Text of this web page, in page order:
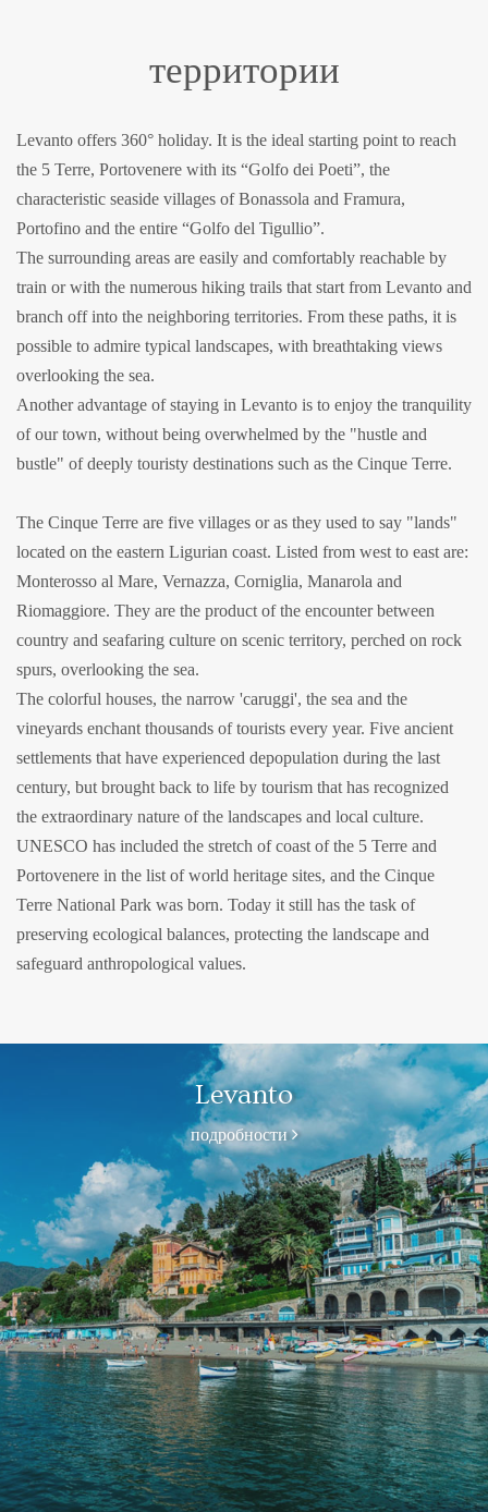
территории
Levanto offers 360° holiday. It is the ideal starting point to reach
the 5 Terre, Portovenere with its “Golfo dei Poeti”, the
characteristic seaside villages of Bonassola and Framura,
Portofino and the entire “Golfo del Tigullio”.
The surrounding areas are easily and comfortably reachable by
train or with the numerous hiking trails that start from Levanto and
branch off into the neighboring territories. From these paths, it is
possible to admire typical landscapes, with breathtaking views
overlooking the sea.
Another advantage of staying in Levanto is to enjoy the tranquility
of our town, without being overwhelmed by the "hustle and
bustle" of deeply touristy destinations such as the Cinque Terre.
The Cinque Terre are five villages or as they used to say "lands"
located on the eastern Ligurian coast. Listed from west to east are:
Monterosso al Mare, Vernazza, Corniglia, Manarola and
Riomaggiore. They are the product of the encounter between
country and seafaring culture on scenic territory, perched on rock
spurs, overlooking the sea.
The colorful houses, the narrow 'caruggi', the sea and the
vineyards enchant thousands of tourists every year. Five ancient
settlements that have experienced depopulation during the last
century, but brought back to life by tourism that has recognized
the extraordinary nature of the landscapes and local culture.
UNESCO has included the stretch of coast of the 5 Terre and
Portovenere in the list of world heritage sites, and the Cinque
Terre National Park was born. Today it still has the task of
preserving ecological balances, protecting the landscape and
safeguard anthropological values.
Levanto
подробности